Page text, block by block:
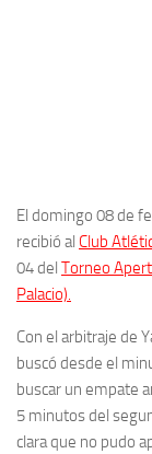
El domingo 08 de
recibió al Club
04 del Torneo
Palacio).
Con el arbitraje de
buscó desde el
buscar un empate
5 minutos del
clara que no pudo